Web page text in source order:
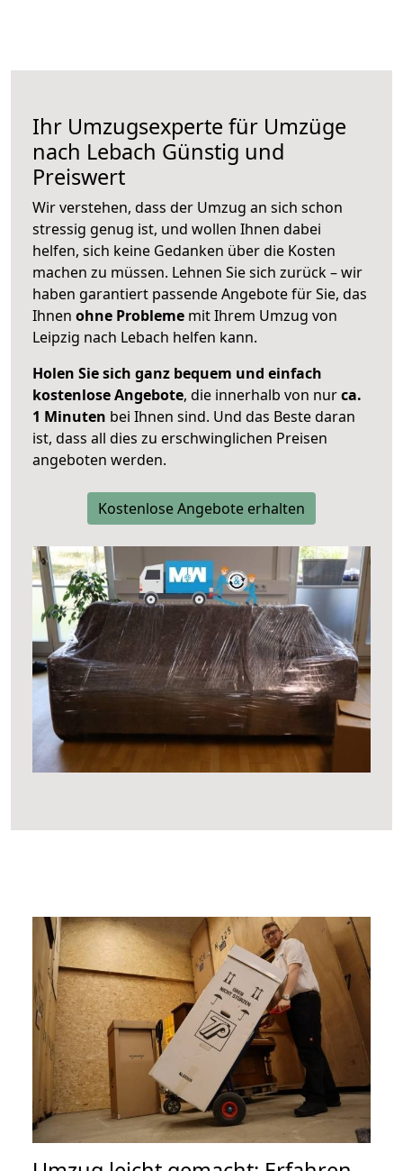
Ihr Umzugsexperte für Umzüge
nach Lebach Günstig und
Preiswert
Wir verstehen, dass der Umzug an sich schon
stressig genug ist, und wollen Ihnen dabei
helfen, sich keine Gedanken über die Kosten
machen zu müssen. Lehnen Sie sich zurück – wir
haben garantiert passende Angebote für Sie, das
Ihnen ohne Probleme mit Ihrem Umzug von
Leipzig nach Lebach helfen kann.
Holen Sie sich ganz bequem und einfach
kostenlose Angebote, die innerhalb von nurca.
1 Minuten bei Ihnen sind. Und das Beste daran
ist, dass all dies zu erschwinglichen Preisen
angeboten werden.
Kostenlose Angebote erhalten